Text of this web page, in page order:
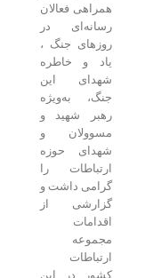
همراهی فعالان
رسانه‌ای در
روزهای جنگ ،
یاد و خاطره
شهدای این
جنگ، به‌ویژه
رهبر شهید و
مسوولان و
شهدای حوزه
ارتباطات را
گرامی داشت و
گزارشی از
مجموعه
ارتباطات
کشور در این